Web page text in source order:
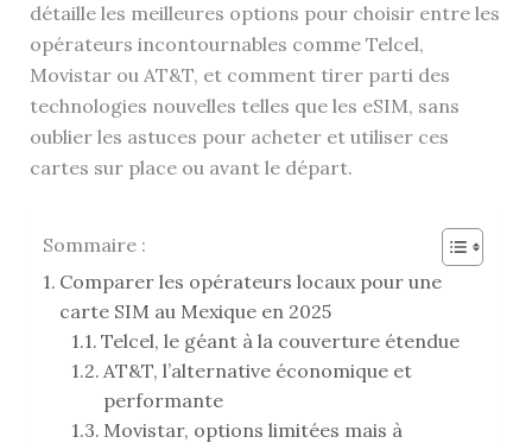
détaille les meilleures options pour choisir entre les
opérateurs incontournables comme Telcel,
Movistar ou AT&T, et comment tirer parti des
technologies nouvelles telles que les eSIM, sans
oublier les astuces pour acheter et utiliser ces
cartes sur place ou avant le départ.
Sommaire :
Comparer les opérateurs locaux pour une
carte SIM au Mexique en 2025
Telcel, le géant à la couverture étendue
AT&T, l’alternative économique et
performante
Movistar, options limitées mais à